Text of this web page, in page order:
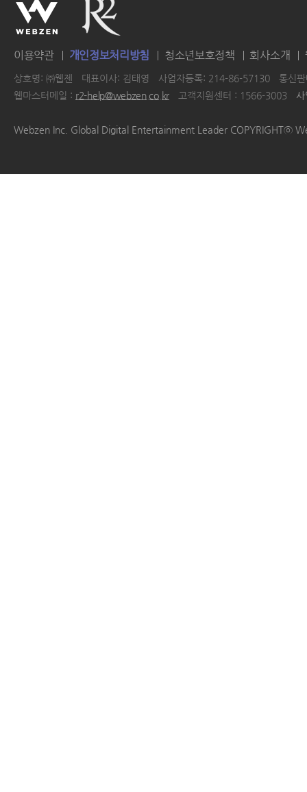
이용약관 개인정보처리방침 청소년보호정책 회사소개
상호명: ㈜웹젠 대표이사: 김태영 사업자등록: 214-86-57130
통신
웹마스터메일 : r2-help@webzen.co.kr 고객지원센터 : 1566-3003
Webzen Inc. Global Digital Entertainment Leader COPYRIGHTⓒ